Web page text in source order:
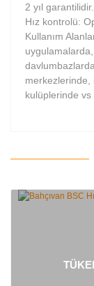
2 yıl garantilidir.
Hız kontrolü:
Kullanım
kulüplerinde vs